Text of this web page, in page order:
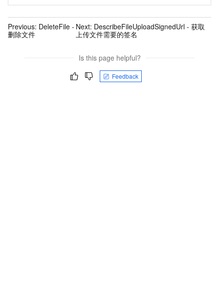
Previous: DeleteFile -
删除文件
Next: DescribeFileUploadSignedUrl - 获取
上传文件需要的签名
Is this page helpful?
Feedback